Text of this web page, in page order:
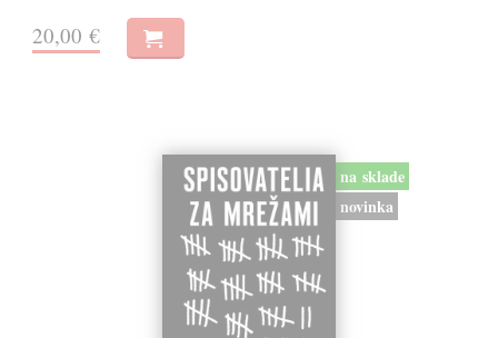
20,00 €
na sklade
novinka